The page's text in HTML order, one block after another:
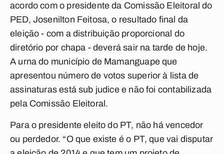
acordo com o presidente da Comissão Eleitoral do
PED, Josenilton Feitosa, o resultado final da
eleição - com a distribuição proporcional do
diretório por chapa - deverá sair na tarde de hoje.
A urna do município de Mamanguape que
apresentou número de votos superior à lista de
assinaturas está sub judice e não foi contabilizada
pela Comissão Eleitoral.
Para o presidente eleito do PT, não há vencedor
ou perdedor. “O que existe é o PT, que vai disputar